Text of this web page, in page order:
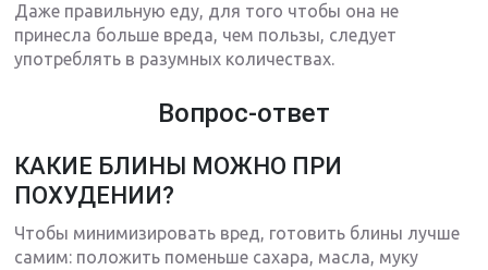
Даже правильную еду, для того чтобы она не
принесла больше вреда, чем пользы, следует
употреблять в разумных количествах.
Вопрос-ответ
КАКИЕ БЛИНЫ МОЖНО ПРИ
ПОХУДЕНИИ?
Чтобы минимизировать вред, готовить блины лучше
самим: положить поменьше сахара, масла, муку